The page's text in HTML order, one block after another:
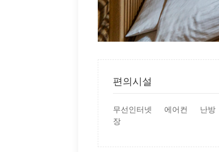
편의시설
무선인터넷 에어컨
난방
장